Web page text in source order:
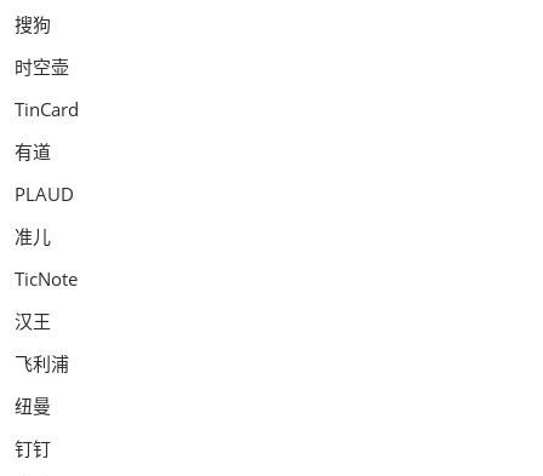
搜狗
时空壶
TinCard
有道
PLAUD
准儿
TicNote
汉王
飞利浦
纽曼
钉钉